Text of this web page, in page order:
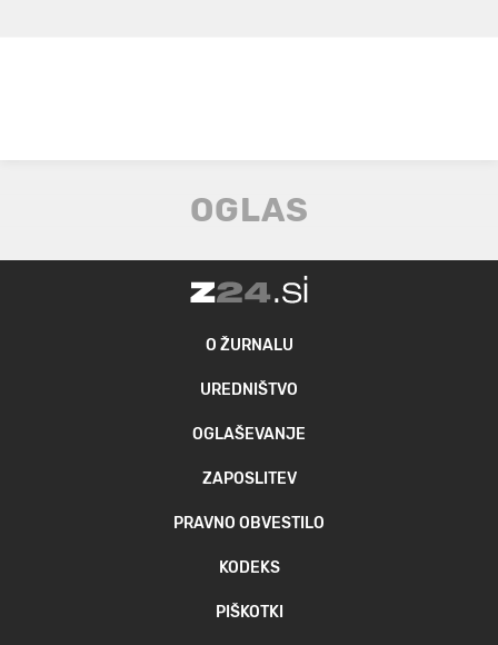
O ŽURNALU
UREDNIŠTVO
OGLAŠEVANJE
ZAPOSLITEV
PRAVNO OBVESTILO
KODEKS
PIŠKOTKI